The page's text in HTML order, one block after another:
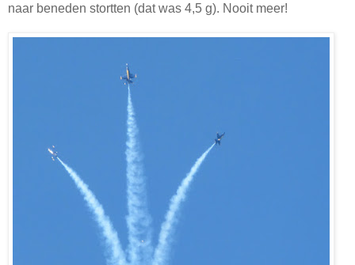
naar beneden stortten (dat was 4,5 g). Nooit meer!